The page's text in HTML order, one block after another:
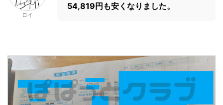
ロイ
54,819円も安くなりました。